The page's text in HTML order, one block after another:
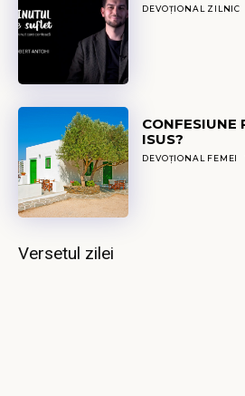
DEVOȚIONAL ZILNIC
CONFESIUNE
ISUS?
DEVOȚIONAL FEMEI
Versetul zilei